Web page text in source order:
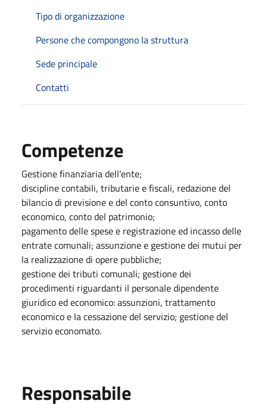
Tipo di organizzazione
Persone che compongono la struttura
Sede principale
Contatti
Competenze
Gestione finanziaria dell'ente;
discipline contabili, tributarie e fiscali, redazione del
bilancio di previsione e del conto consuntivo, conto
economico, conto del patrimonio;
pagamento delle spese e registrazione ed incasso delle
entrate comunali; assunzione e gestione dei mutui per
la realizzazione di opere pubbliche;
gestione dei tributi comunali; gestione dei
procedimenti riguardanti il personale dipendente
giuridico ed economico: assunzioni, trattamento
economico e la cessazione del servizio; gestione del
servizio economato.
Responsabile